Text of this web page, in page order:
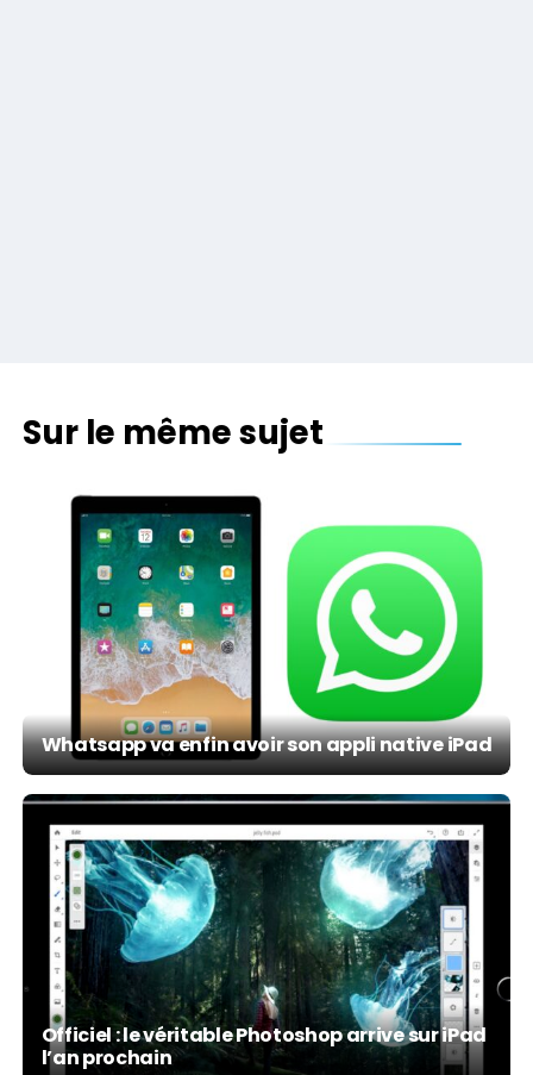
Sur le même sujet
Whatsapp va enfin avoir son appli native iPad
Officiel : le véritable Photoshop arrive sur iPad
l’an prochain